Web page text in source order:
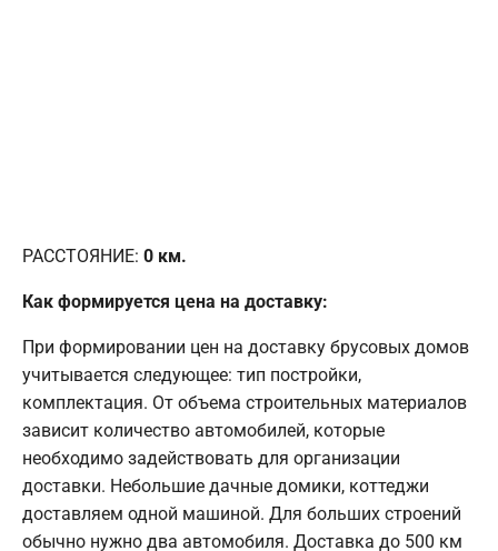
РАССТОЯНИЕ: 0 км.
Как формируется цена на доставку:
При формировании цен на доставку брусовых домов
учитывается следующее: тип постройки,
комплектация. От объема строительных материалов
зависит количество автомобилей, которые
необходимо задействовать для организации
доставки. Небольшие дачные домики, коттеджи
доставляем одной машиной. Для больших строений
обычно нужно два автомобиля. Доставка до 500 км